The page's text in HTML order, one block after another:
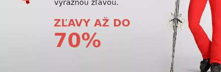
Áno, dámske lyžiarky sú konštrukčne prispôsobené
ženskému tvaru nohy a lýtka. Líšia sa najmä tvarom skeletu,
výškou a sklonom komína, mäkším flexom a komfortnejšou